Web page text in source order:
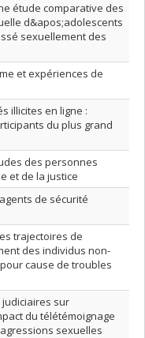
étude comparative des
d&apos;adolescents
sexuellement des
et expériences de
illicites en ligne :
du plus grand
des personnes
et de la justice
de sécurité
trajectoires de
des individus non-
cause de troubles
sur
du télétémoignage
sexuelles